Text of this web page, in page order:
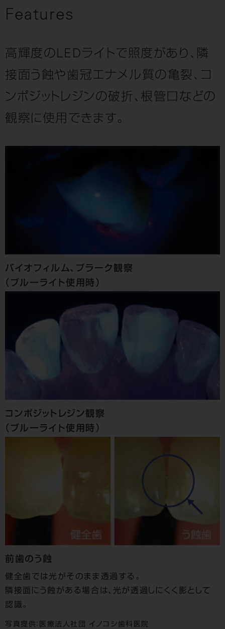
Features
高輝度のLEDライトで照度があり、隣
接面う蝕や歯冠エナメル質の亀裂、 コ
ンポジットレジンの破折、根管口などの
観察に使用できます。
バイオフィルム、プラーク観察
（ブルーライト使用時）
コンポジットレジン観察
（ブルーライト使用時）
前歯のう蝕
健全歯では光がそのまま透過する。
隣接面にう蝕がある場合は、光が透過しにくく影として
認識。
写真提供： 医療法人社団 イノコシ歯科医院